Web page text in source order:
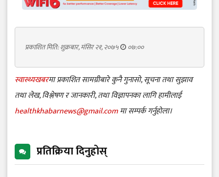
प्रकाशित मिति: शुक्रबार, मंसिर २१, २०७५ ०७:००
स्वास्थ्यखबरमा प्रकाशित सामग्रीबारे कुनै गुनासो, सूचना तथा सुझाव
तथा लेख, विश्लेषण र जानकारी, तथा विज्ञापनका लागि हामीलाई
healthkhabarnews@gmail.comमा सम्पर्क गर्नुहोला।
प्रतिक्रिया दिनुहोस्